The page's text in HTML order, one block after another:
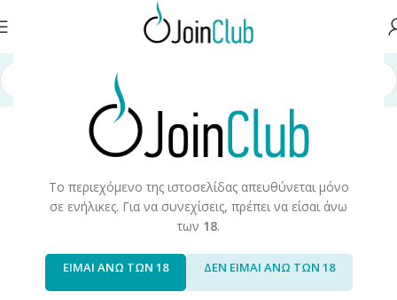
Το περιεχόμενο της ιστοσελίδας απευθύνεται μόνο
σε ενήλικες. Για να συνεχίσεις, πρέπει να είσαι άνω
των 18.
ΕΙΜΑΙ ΑΝΩ ΤΩΝ 18 ΔΕΝ ΕΙΜΑΙ ΑΝΩ ΤΩΝ 18
Καπνού Προϊόντα Καπνού & Αξεσουάρ